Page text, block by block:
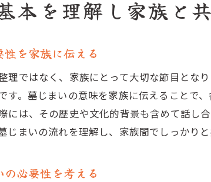
墓じまいの計画を立
費用の見積もり
墓じまいのため
リスク管理とト
計画の進捗を定
本を理解し家族と
を家族に伝える
理ではなく、家族にとって大切な節目とな
す。墓じまいの意味を家族に伝えることで
には、その歴史や文化的背景も含めて話し
じまいの流れを理解し、家族間でしっかり
必要性を考える